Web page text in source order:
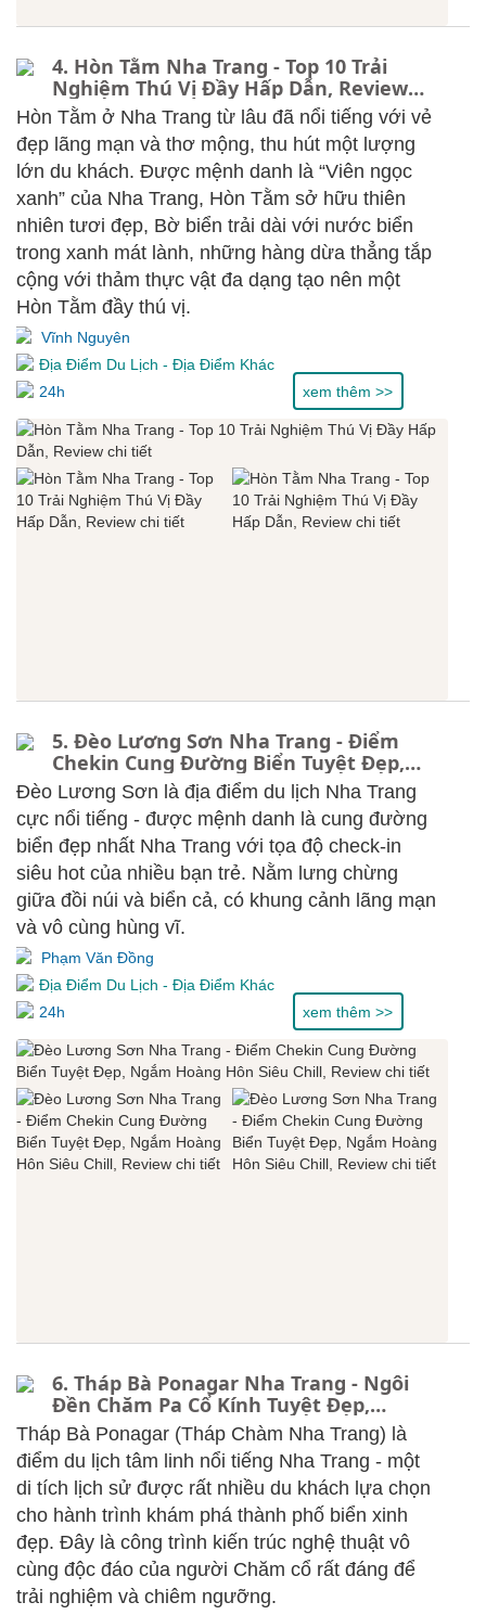
4. Hòn Tằm Nha Trang - Top 10 Trải
Nghiệm Thú Vị Đầy Hấp Dẫn, Review
chi tiết
Hòn Tằm ở Nha Trang từ lâu đã nổi tiếng với vẻ
đẹp lãng mạn và thơ mộng, thu hút một lượng
lớn du khách. Được mệnh danh là “Viên ngọc
xanh” của Nha Trang, Hòn Tằm sở hữu thiên
nhiên tươi đẹp, Bờ biển trải dài với nước biển
trong xanh mát lành, những hàng dừa thẳng tắp
cộng với thảm thực vật đa dạng tạo nên một
Hòn Tằm đầy thú vị.
Vĩnh Nguyên
Địa Điểm Du Lịch - Địa Điểm Khác
24h
xem thêm >>
5. Đèo Lương Sơn Nha Trang - Điểm
Chekin Cung Đường Biển Tuyệt Đẹp,
Ngắm Hoàng Hôn Siêu Chill, Review chi
tiết
Đèo Lương Sơn là địa điểm du lịch Nha Trang
cực nổi tiếng - được mệnh danh là cung đường
biển đẹp nhất Nha Trang với tọa độ check-in
siêu hot của nhiều bạn trẻ. Nằm lưng chừng
giữa đồi núi và biển cả, có khung cảnh lãng mạn
và vô cùng hùng vĩ.
Phạm Văn Đồng
Địa Điểm Du Lịch - Địa Điểm Khác
24h
xem thêm >>
6. Tháp Bà Ponagar Nha Trang - Ngôi
Đền Chăm Pa Cổ Kính Tuyệt Đẹp,
Review chi tiết.
Tháp Bà Ponagar (Tháp Chàm Nha Trang) là
điểm du lịch tâm linh nổi tiếng Nha Trang - một
di tích lịch sử được rất nhiều du khách lựa chọn
cho hành trình khám phá thành phố biển xinh
đẹp. Đây là công trình kiến trúc nghệ thuật vô
cùng độc đáo của người Chăm cổ rất đáng để
trải nghiệm và chiêm ngưỡng.